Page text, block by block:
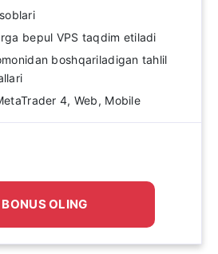
bepul VPS taqdim etiladi
boshqariladigan tahlil
4, Web, Mobile
BONUS OLING